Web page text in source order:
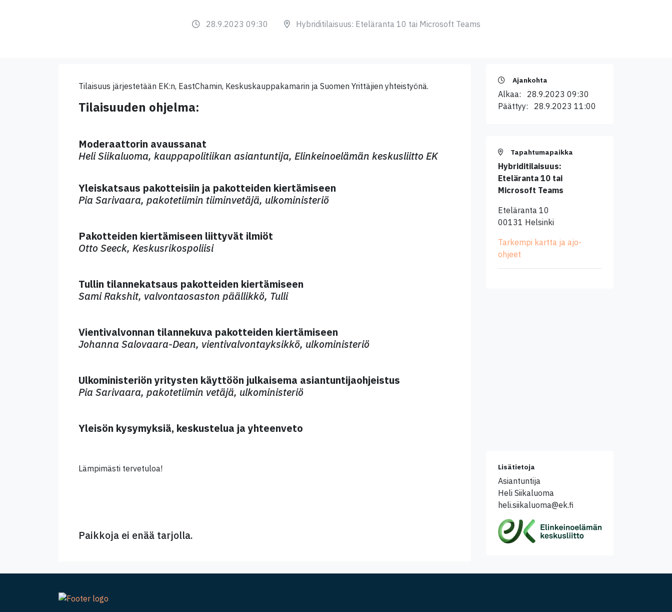
28.9.2023 09:30 Hybriditilaisuus: Eteläranta 10 tai Microsoft Teams
Tilaisuus järjestetään EK:n, EastChamin, Keskuskauppakamarin ja Suomen Yrittäjien yhteistyönä.
Tilaisuuden ohjelma:
Moderaattorin avaussanat
Heli Siikaluoma, kauppapolitiikan asiantuntija, Elinkeinoelämän keskusliitto EK
Yleiskatsaus pakotteisiin ja pakotteiden kiertämiseen
Pia Sarivaara, pakotetiimin tiiminvetäjä, ulkoministeriö
Pakotteiden kiertämiseen liittyvät ilmiöt
Otto Seeck, Keskusrikospoliisi
Tullin tilannekatsaus pakotteiden kiertämiseen
Sami Rakshit, valvontaosaston päällikkö, Tulli
Vientivalvonnan tilannekuva pakotteiden kiertämiseen
Johanna Salovaara-Dean, vientivalvontayksikkö, ulkoministeriö
Ulkoministeriön yritysten käyttöön julkaisema asiantuntijaohjeistus
Pia Sarivaara, pakotetiimin vetäjä, ulkoministeriö
Yleisön kysymyksiä, keskustelua ja yhteenveto
Lämpimästi tervetuloa!
Paikkoja ei enää tarjolla.
Ajankohta
Alkaa: 28.9.2023 09:30
Päättyy: 28.9.2023 11:00
Tapahtumapaikka
Hybriditilaisuus:
Eteläranta 10 tai
Microsoft Teams
Eteläranta 10
00131 Helsinki
Tarkempi kartta ja ajo-
ohjeet
Lisätietoja
Asiantuntija
Heli Siikaluoma
heli.siikaluoma@ek.fi